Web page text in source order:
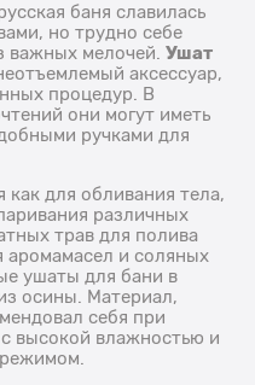
баня славилась
но трудно себе
важных мелочей.Ушат
аксессуар,
процедур. В
они могут иметь
ручками для
как для обливания тела,
различных
трав для полива
аромамасел и соляных
ушаты для бани в
осины. Материал,
себя при
высокой влажностью и